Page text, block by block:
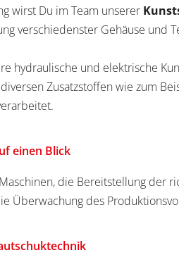
wirst Du im Team unserer
verschiedenster Gehäuse und
hydraulische und elektrische
Zusatzstoffen wie zum
einen Blick
die Bereitstellung der
Überwachung des